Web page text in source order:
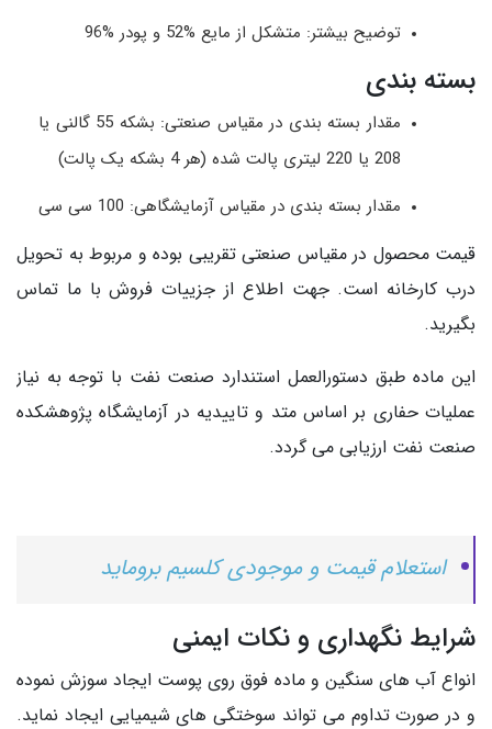
توضیح بیشتر: متشکل از مایع %52 و پودر %96
بسته بندی
مقدار بسته بندی در مقیاس صنعتی: بشکه 55 گالنی یا
208 یا 220 لیتری پالت شده (هر 4 بشکه یک پالت)
مقدار بسته بندی در مقیاس آزمایشگاهی: 100 سی سی
قیمت محصول در مقیاس صنعتی تقریبی بوده و مربوط به تحویل
درب کارخانه است. جهت اطلاع از جزییات فروش با ما تماس
بگیرید.
این ماده طبق دستورالعمل استندارد صنعت نفت با توجه به نیاز
عملیات حفاری بر اساس متد و تاییدیه در آزمایشگاه پژوهشکده
صنعت نفت ارزیابی می گردد.
استعلام قیمت و موجودی کلسیم بروماید
شرایط نگهداری و نکات ایمنی
انواع آب های سنگین و ماده فوق روی پوست ایجاد سوزش نموده
و در صورت تداوم می تواند سوختگی های شیمیایی ایجاد نماید.